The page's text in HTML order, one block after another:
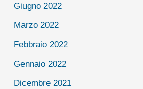
Giugno 2022
Marzo 2022
Febbraio 2022
Gennaio 2022
Dicembre 2021